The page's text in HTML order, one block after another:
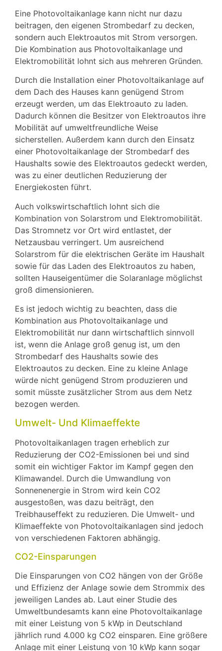
Eine Photovoltaikanlage kann nicht nur dazu
beitragen, den eigenen Strombedarf zu decken,
sondern auch Elektroautos mit Strom versorgen.
Die Kombination aus Photovoltaikanlage und
Elektromobilität lohnt sich aus mehreren Gründen.
Durch die Installation einer Photovoltaikanlage auf
dem Dach des Hauses kann genügend Strom
erzeugt werden, um das Elektroauto zu laden.
Dadurch können die Besitzer von Elektroautos ihre
Mobilität auf umweltfreundliche Weise
sicherstellen. Außerdem kann durch den Einsatz
einer Photovoltaikanlage der Strombedarf des
Haushalts sowie des Elektroautos gedeckt werden,
was zu einer deutlichen Reduzierung der
Energiekosten führt.
Auch volkswirtschaftlich lohnt sich die
Kombination von Solarstrom und Elektromobilität.
Das Stromnetz vor Ort wird entlastet, der
Netzausbau verringert. Um ausreichend
Solarstrom für die elektrischen Geräte im Haushalt
sowie für das Laden des Elektroautos zu haben,
sollten Hauseigentümer die Solaranlage möglichst
groß dimensionieren.
Es ist jedoch wichtig zu beachten, dass die
Kombination aus Photovoltaikanlage und
Elektromobilität nur dann wirtschaftlich sinnvoll
ist, wenn die Anlage groß genug ist, um den
Strombedarf des Haushalts sowie des
Elektroautos zu decken. Eine zu kleine Anlage
würde nicht genügend Strom produzieren und
somit müsste zusätzlicher Strom aus dem Netz
bezogen werden.
Umwelt- Und Klimaeffekte
Photovoltaikanlagen tragen erheblich zur
Reduzierung der CO2-Emissionen bei und sind
somit ein wichtiger Faktor im Kampf gegen den
Klimawandel. Durch die Umwandlung von
Sonnenenergie in Strom wird kein CO2
ausgestoßen, was dazu beiträgt, den
Treibhauseffekt zu reduzieren. Die Umwelt- und
Klimaeffekte von Photovoltaikanlagen sind jedoch
von verschiedenen Faktoren abhängig.
CO2-Einsparungen
Die Einsparungen von CO2 hängen von der Größe
und Effizienz der Anlage sowie dem Strommix des
jeweiligen Landes ab. Laut einer Studie des
Umweltbundesamts kann eine Photovoltaikanlage
mit einer Leistung von 5 kWp in Deutschland
jährlich rund 4.000 kg CO2 einsparen. Eine größere
Anlage mit einer Leistung von 10 kWp kann sogar